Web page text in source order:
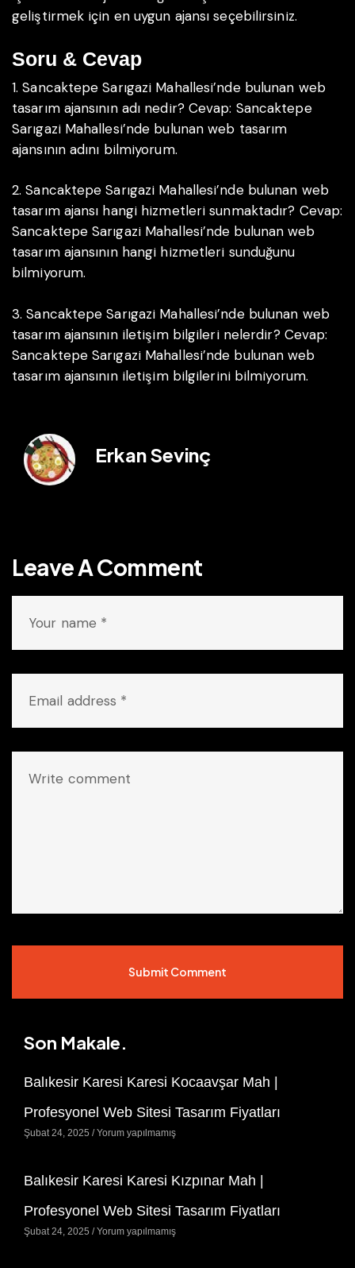
geliştirmek için en uygun ajansı seçebilirsiniz.
Soru & Cevap
1. Sancaktepe Sarıgazi Mahallesi’nde bulunan web
tasarım ajansının adı nedir?Cevap: Sancaktepe
Sarıgazi Mahallesi’nde bulunan web tasarım
ajansının adını bilmiyorum.
2. Sancaktepe Sarıgazi Mahallesi’nde bulunan web
tasarım ajansı hangi hizmetleri sunmaktadır? Cevap:
Sancaktepe Sarıgazi Mahallesi’nde bulunan web
tasarım ajansının hangi hizmetleri sunduğunu
bilmiyorum.
3. Sancaktepe Sarıgazi Mahallesi’nde bulunan web
tasarım ajansının iletişim bilgileri nelerdir?Cevap:
Sancaktepe Sarıgazi Mahallesi’nde bulunan web
tasarım ajansının iletişim bilgilerini bilmiyorum.
Erkan Sevinç
Leave A Comment
Submit Comment
Son Makale.
Balıkesir Karesi Karesi Kocaavşar Mah |
Profesyonel Web Sitesi Tasarım Fiyatları
Şubat 24, 2025 Yorum yapılmamış
Balıkesir Karesi Karesi Kızpınar Mah |
Profesyonel Web Sitesi Tasarım Fiyatları
Şubat 24, 2025 Yorum yapılmamış